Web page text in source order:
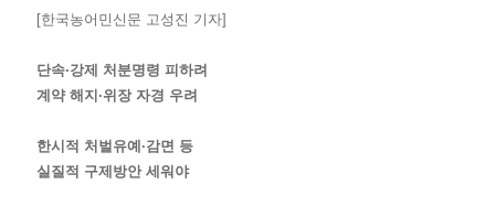
[한국농어민신문 고성진 기자]
단속·강제 처분명령 피하려
계약 해지·위장 자경 우려
한시적 처벌유예·감면 등
실질적 구제방안 세워야